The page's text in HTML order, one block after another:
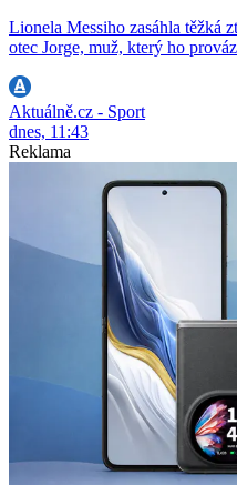
Lionela Messiho zasáhla těžká
otec Jorge, muž, který ho
Aktuálně.cz - Sport
dnes, 11:43
Reklama